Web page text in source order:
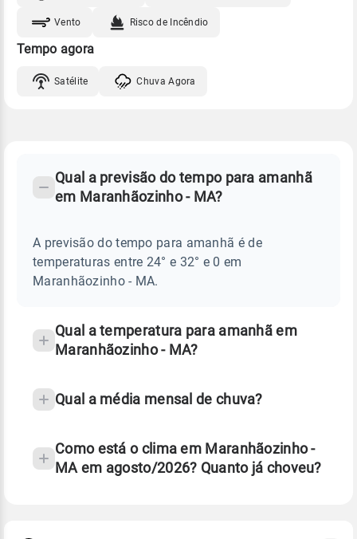
Vento Risco de Incêndio
Tempo agora
Satélite Chuva Agora
MARANHÃOZINHO
Perguntas
sobre
chuva
Qual a previsão do tempo para amanhã
em Maranhãozinho - MA?
A previsão do tempo para amanhã é de
temperaturas entre 24° e 32° e 0 em
Maranhãozinho - MA.
Qual a temperatura para amanhã em
Maranhãozinho - MA?
Qual a média mensal de chuva?
Como está o clima em Maranhãozinho -
MA em agosto/2026? Quanto já choveu?